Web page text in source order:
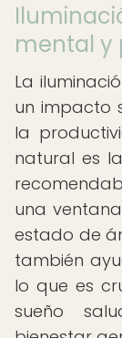
mental y
La
un impacto
la
natural es
una
estado de
también
lo que es
sueño